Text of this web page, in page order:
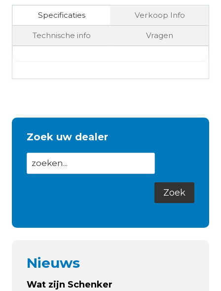
Specificaties Verkoop Info
Technische info Vragen
Zoek uw dealer
Nieuws
Wat zijn Schenker